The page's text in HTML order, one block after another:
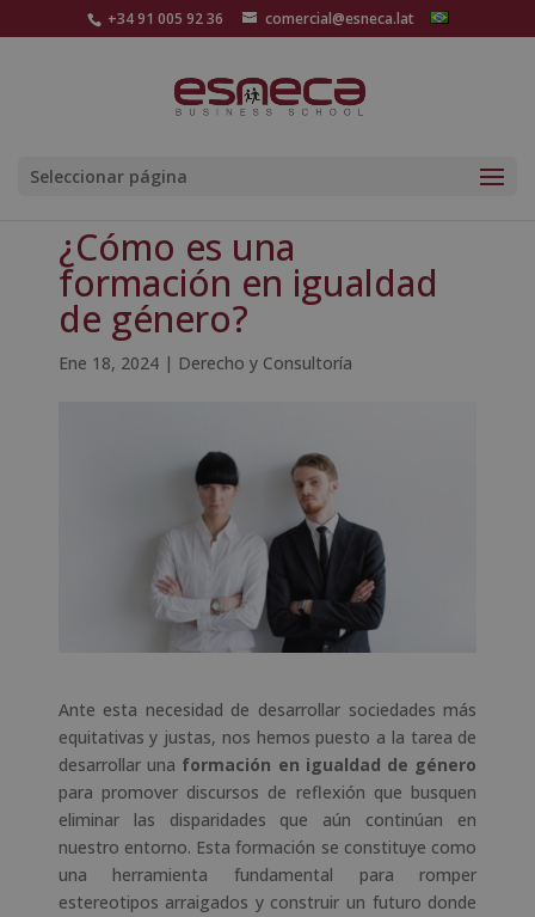
+34 91 005 92 36 comercial@esneca.lat
Seleccionar página
¿Cómo es una
formación en igualdad
de género?
Ene 18, 2024| Derecho y Consultoría
Ante esta necesidad de desarrollar sociedades más
equitativas y justas, nos hemos puesto a la tarea de
desarrollar una formación en igualdad de género
para promover discursos de reflexión que busquen
eliminar las disparidades que aún continúan en
nuestro entorno. Esta formación se constituye como
una herramienta fundamental para romper
estereotipos arraigados y construir un futuro donde